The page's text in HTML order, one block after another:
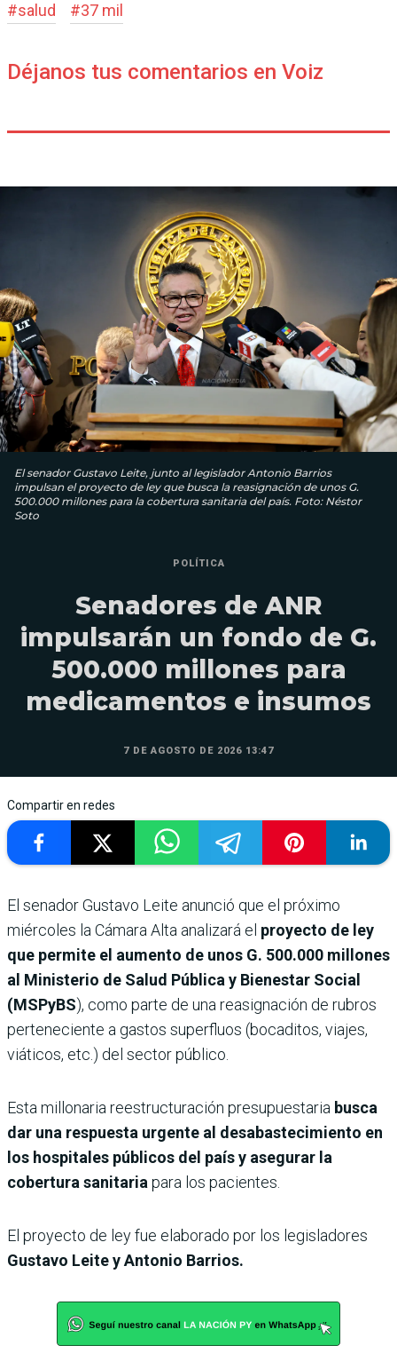
#salud #37 mil
Déjanos tus comentarios en Voiz
El senador Gustavo Leite, junto al legislador Antonio Barrios
impulsan el proyecto de ley que busca la reasignación de unos G.
500.000 millones para la cobertura sanitaria del país. Foto: Néstor
Soto
POLÍTICA
Senadores de ANR
impulsarán un fondo de G.
500.000 millones para
medicamentos e insumos
7 DE AGOSTO DE 2026 13:47
Compartir en redes
El senador Gustavo Leite anunció que el próximo
miércoles la Cámara Alta analizará el proyecto de ley
que permite el aumento de unos G. 500.000 millones
al Ministerio de Salud Pública y Bienestar Social
(MSPyBS), como parte de una reasignación de rubros
perteneciente a gastos superfluos (bocaditos, viajes,
viáticos, etc.) del sector público.
Esta millonaria reestructuración presupuestaria busca
dar una respuesta urgente al desabastecimiento en
los hospitales públicos del país y asegurar la
cobertura sanitaria para los pacientes.
El proyecto de ley fue elaborado por los legisladores
Gustavo Leite y Antonio Barrios.